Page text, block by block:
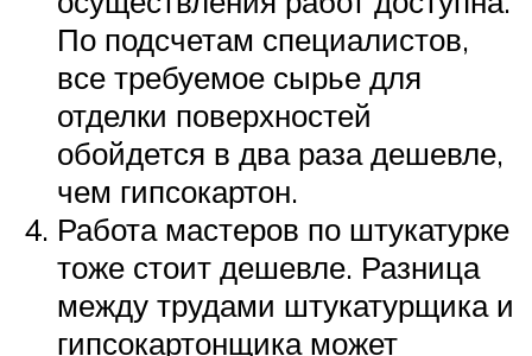
По подсчетам специалистов,
все требуемое сырье для
отделки поверхностей
обойдется в два раза дешевле,
чем гипсокартон.
Работа мастеров по штукатурке
тоже стоит дешевле. Разница
между трудами штукатурщика и
гипсокартонщика может